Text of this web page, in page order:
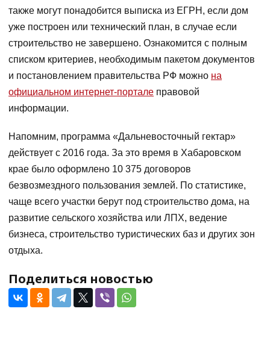
также могут понадобится выписка из ЕГРН, если дом
уже построен или технический план, в случае если
строительство не завершено. Ознакомится с полным
списком критериев, необходимым пакетом документов
и постановлением правительства РФ можно на
официальном интернет-портале правовой
информации.
Напомним, программа «Дальневосточный гектар»
действует с 2016 года. За это время в Хабаровском
крае было оформлено 10 375 договоров
безвозмездного пользования землей. По статистике,
чаще всего участки берут под строительство дома, на
развитие сельского хозяйства или ЛПХ, ведение
бизнеса, строительство туристических баз и других зон
отдыха.
Поделиться новостью